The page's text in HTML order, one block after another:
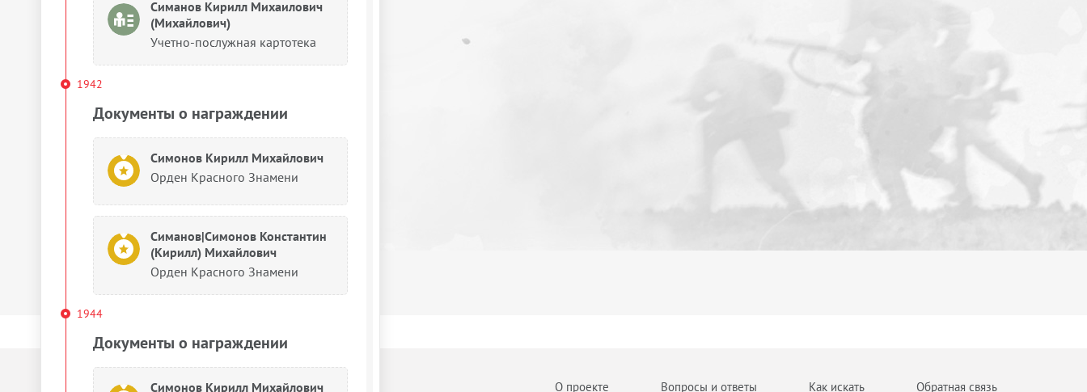
Симанов Кирилл Михаилович
(Михайлович)
Учетно-послужная картотека
1942
Документы о награждении
Симонов Кирилл Михайлович
Орден Красного Знамени
Симанов|Симонов Константин
(Кирилл) Михайлович
Орден Красного Знамени
1944
Документы о награждении
Симонов Кирилл Михайлович О проекте Вопросы и ответы Как искать Обратная связь